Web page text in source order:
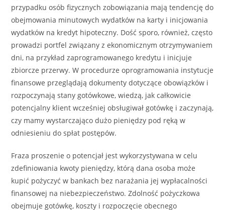
przypadku osób fizycznych zobowiązania mają tendencję do
obejmowania minutowych wydatków na karty i inicjowania
wydatków na kredyt hipoteczny. Dość sporo, również, często
prowadzi portfel związany z ekonomicznym otrzymywaniem
dni, na przykład zaprogramowanego kredytu i inicjuje
zbiorcze przerwy. W procedurze oprogramowania instytucje
finansowe przeglądają dokumenty dotyczące obowiązków i
rozpoczynają stany gotówkowe, wiedzą, jak całkowicie
potencjalny klient wcześniej obsługiwał gotówkę i zaczynają,
czy mamy wystarczająco dużo pieniędzy pod ręką w
odniesieniu do spłat postępów.
Fraza proszenie o potencjał jest wykorzystywana w celu
zdefiniowania kwoty pieniędzy, którą dana osoba może
kupić pożyczyć w bankach bez narażania jej wypłacalności
finansowej na niebezpieczeństwo. Zdolność pożyczkowa
obejmuje gotówkę, koszty i rozpoczęcie obecnego